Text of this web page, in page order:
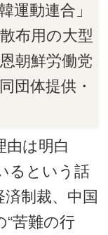
運動連合」
布用の大型
朝鮮労働党
団体提供・
は明白
るという話
制裁、中国
苦難の行